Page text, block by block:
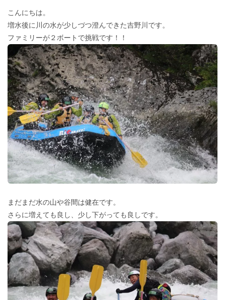
こんにちは。
増水後に川の水が少しづつ澄んできた吉野川です。
ファミリーが２ボートで挑戦です！！
まだまだ水の山や谷間は健在です。
さらに増えても良し、少し下がっても良しです。